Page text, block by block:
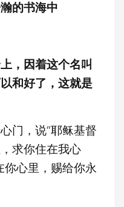
的书海中
，因着这个名叫
和好了，这就是
门，说“耶稣基督
求你住在我心
你心里，赐给你永